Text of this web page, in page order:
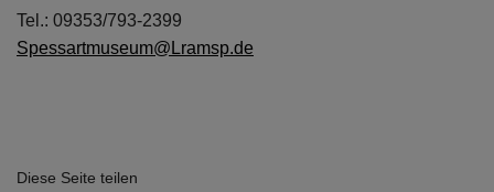
Tel.: 09353/793-2399
Spessartmuseum@Lramsp.de
Diese Seite teilen